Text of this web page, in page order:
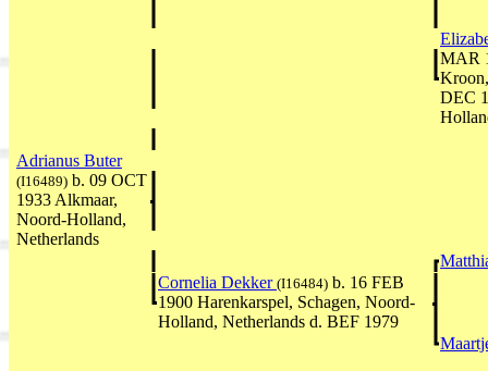
MAR
DEC
Adrianus Buter
(I16489) b. 09 OCT
1933 Alkmaar,
Noord-Holland,
Netherlands
Cornelia Dekker (I16484) b. 16 FEB
1900 Harenkarspel, Schagen, Noord-
Holland, Netherlands d. BEF 1979